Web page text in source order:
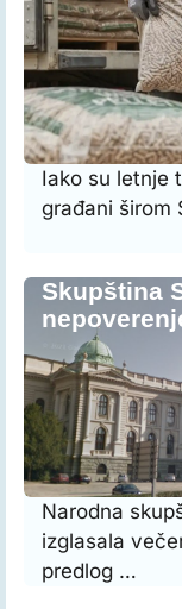
Iako su letnje
građani širom
Skupština
Narodna
izglasala
predlog …